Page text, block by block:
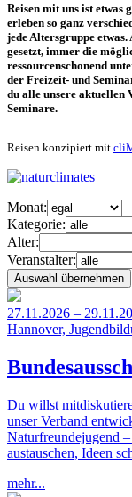
Reisen mit uns ist etwas
erleben so ganz
jede Altersgruppe
gesetzt, immer die
ressourcenschonend
der Freizeit- und
du alle unsere aktuellen
Seminare.
Reisen konzipiert mit
Monat:
Kategorie:
Alter:
Veranstalter:
27.11.2026 –
Hannover,
Du willst
unser Verband
Naturfreundejugend
austauschen, Ideen
mehr...